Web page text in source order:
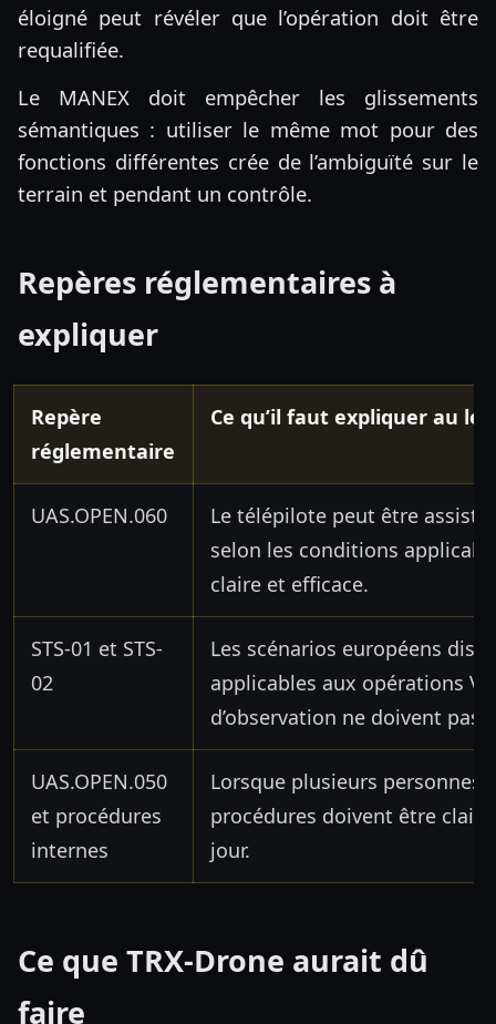
éloigné peut révéler que l’opération doit être
requalifiée.
Le MANEX doit empêcher les glissements
sémantiques : utiliser le même mot pour des
fonctions différentes crée de l’ambiguïté sur le
terrain et pendant un contrôle.
Repères réglementaires à
expliquer
Repère
réglementaire
Ce qu’il faut expliquer au
UAS.OPEN.060
Le télépilote peut être assisté
selon les conditions
claire et efficace.
STS-01 et STS-
02
Les scénarios européens
applicables aux opérations
d’observation ne doivent pas
UAS.OPEN.050
et procédures
internes
Lorsque plusieurs
procédures doivent être
jour.
Ce que TRX-Drone aurait dû
faire